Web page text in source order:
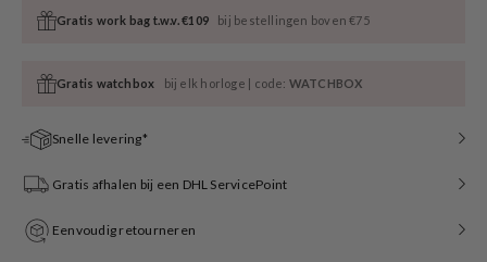
Gratis work bag t.w.v. €109 bij bestellingen boven €75
Gratis watchbox bij elk horloge | code: WATCHBOX
Snelle levering*
Gratis afhalen bij een DHL ServicePoint
Eenvoudig retourneren